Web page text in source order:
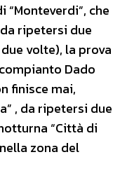
che
ripetersi due
volte), la prova
Dado
finisce mai,
, da ripetersi due
“Città di
zona del